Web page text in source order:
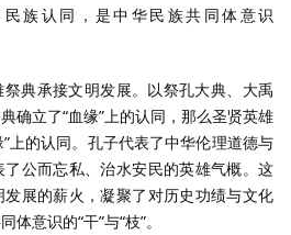
族认同，是中华民族共同体意识
典承接文明发展。以祭孔大典、大禹
确立了“血缘”上的认同，那么圣贤英雄
”上的认同。孔子代表了中华伦理道德与
公而忘私、治水安民的英雄气概。这
展的薪火，凝聚了对历史功绩与文化
意识的“干”与“枝”。